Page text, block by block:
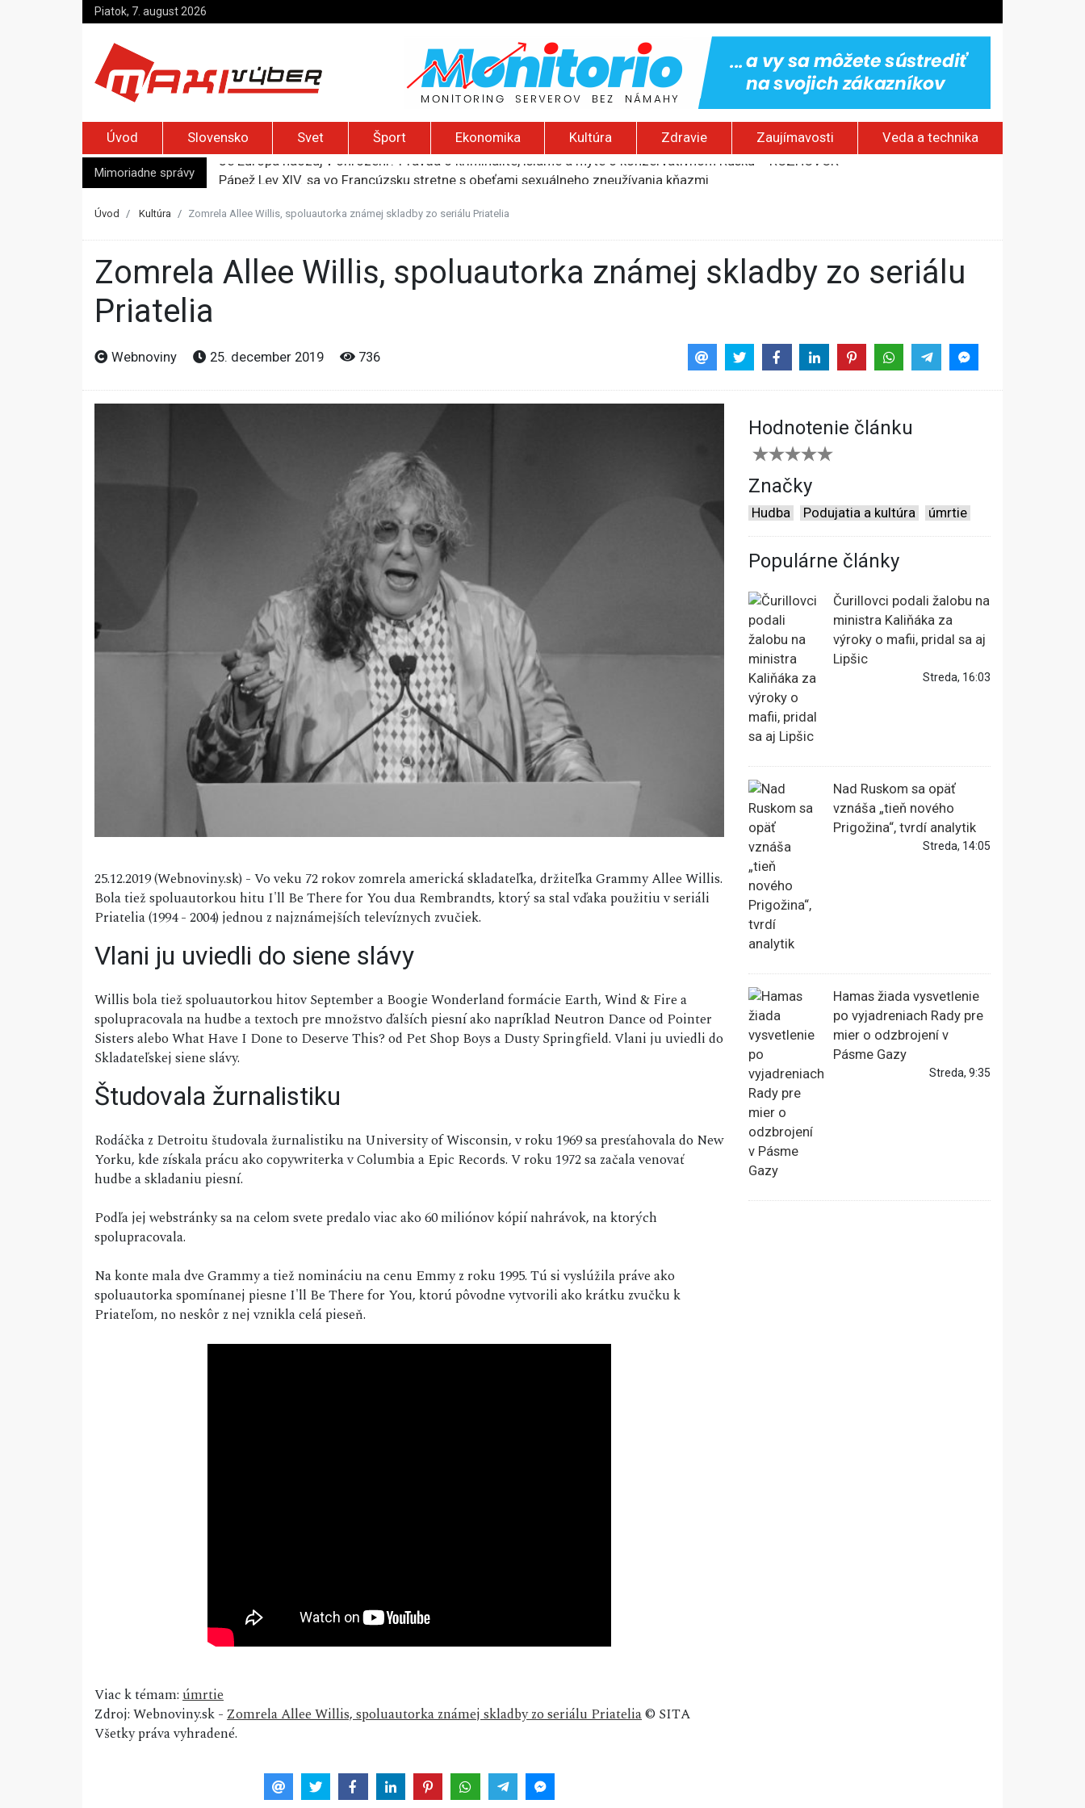
Piatok, 7. august 2026
Úvod Slovensko Svet Šport Ekonomika Kultúra Zdravie Zaujímavosti Veda a technika
Mimoriadne správy
Pápež Lev XIV. sa vo Francúzsku stretne s obeťami sexuálneho zneužívania kňazmi
Merz zvolal bezpečnostnú radu štátu po incidente s dronom pri ukrajinskom lietadle
Úvod Kultúra Zomrela Allee Willis, spoluautorka známej skladby zo seriálu Priatelia
Zomrela Allee Willis, spoluautorka známej skladby zo seriálu
Priatelia
Webnoviny 25. december 2019 736
25.12.2019 (Webnoviny.sk) - Vo veku 72 rokov zomrela americká skladateľka, držiteľka Grammy Allee Willis.
Bola tiež spoluautorkou hitu I'll Be There for You dua Rembrandts, ktorý sa stal vďaka použitiu v seriáli
Priatelia (1994 - 2004) jednou z najznámejších televíznych zvučiek.
Vlani ju uviedli do siene slávy
Willis bola tiež spoluautorkou hitov September a Boogie Wonderland formácie Earth, Wind & Fire a
spolupracovala na hudbe a textoch pre množstvo ďalších piesní ako napríklad Neutron Dance od Pointer
Sisters alebo What Have I Done to Deserve This? od Pet Shop Boys a Dusty Springfield. Vlani ju uviedli do
Skladateľskej siene slávy.
Študovala žurnalistiku
Rodáčka z Detroitu študovala žurnalistiku na University of Wisconsin, v roku 1969 sa presťahovala do New
Yorku, kde získala prácu ako copywriterka v Columbia a Epic Records. V roku 1972 sa začala venovať
hudbe a skladaniu piesní.
Podľa jej webstránky sa na celom svete predalo viac ako 60 miliónov kópií nahrávok, na ktorých
spolupracovala.
Na konte mala dve Grammy a tiež nomináciu na cenu Emmy z roku 1995. Tú si vyslúžila práve ako
spoluautorka spomínanej piesne I'll Be There for You, ktorú pôvodne vytvorili ako krátku zvučku k
Priateľom, no neskôr z nej vznikla celá pieseň.
Viac k témam:úmrtie
Zdroj: Webnoviny.sk -Zomrela Allee Willis, spoluautorka známej skladby zo seriálu Priatelia© SITA
Všetky práva vyhradené.
Hodnotenie článku
Značky
Hudba Podujatia a kultúra úmrtie
Populárne články
Čurillovci podali žalobu na
ministra Kaliňáka za
výroky o mafii, pridal sa aj
Lipšic
Streda, 16:03
Nad Ruskom sa opäť
vznáša „tieň nového
Prigožina“, tvrdí analytik
Streda, 14:05
Hamas žiada vysvetlenie
po vyjadreniach Rady pre
mier o odzbrojení v
Pásme Gazy
Streda, 9:35